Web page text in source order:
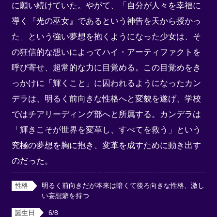
に願い続けていた。やがて、「自分が人々を幸福に
導く『光の巫女』であるという神告を天から授かっ
た」という強い夢想を抱くようになった少女は、そ
の狂信的な想いによってハイ・アーティファクトを
呼び寄せ、超常的な力に目覚める。この目覚めをき
っかけに「輝くこと」に囚われるようになったカン
デラは、明るく前向きな性格へと変貌を遂げ、学校
ではチアリーディング部へと所属する。カンデラは
「輝きこそが世界を変革し、すべてを救う」という
究極の夢想を胸に抱き、変革を成すために動き出す
のだった。
性格
明るく前向きだが本来は暗くて後ろ向きな性格、激し
い妄想癖を持つ
誕生日 6/8